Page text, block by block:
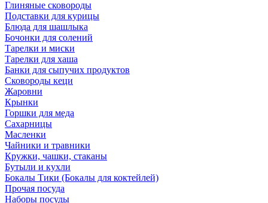
Глиняные сковороды
Подставки для курицы
Блюда для шашлыка
Бочонки для солений
Тарелки и миски
Тарелки для хаша
Банки для сыпучих продуктов
Сковороды кеци
Жаровни
Крынки
Горшки для меда
Сахарницы
Масленки
Чайники и травники
Кружки, чашки, стаканы
Бутыли и кухли
Бокалы Тики (Бокалы для коктейлей)
Прочая посуда
Наборы посуды